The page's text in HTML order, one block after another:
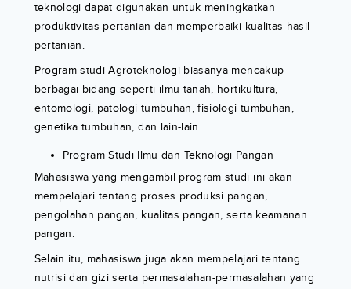
teknologi dapat digunakan untuk meningkatkan
produktivitas pertanian dan memperbaiki kualitas hasil
pertanian.
Program studi Agroteknologi biasanya mencakup
berbagai bidang seperti ilmu tanah, hortikultura,
entomologi, patologi tumbuhan, fisiologi tumbuhan,
genetika tumbuhan, dan lain-lain
Program Studi Ilmu dan Teknologi Pangan
Mahasiswa yang mengambil program studi ini akan
mempelajari tentang proses produksi pangan,
pengolahan pangan, kualitas pangan, serta keamanan
pangan.
Selain itu, mahasiswa juga akan mempelajari tentang
nutrisi dan gizi serta permasalahan-permasalahan yang